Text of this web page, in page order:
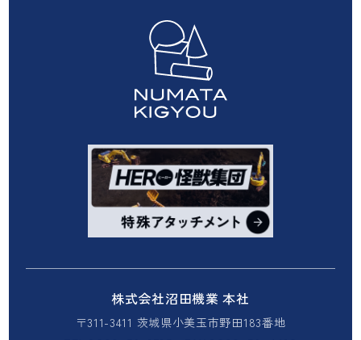
株式会社沼田機業 本社
〒311-3411 茨城県小美玉市野田183番地